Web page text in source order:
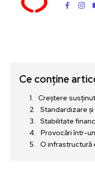
Ce conține
Creștere
Standardizare
Stabilitate
Provocări într-
O infrastructură